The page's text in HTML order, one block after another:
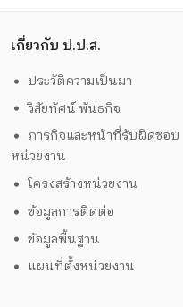
เกี่ยวกับ ป.ป.ส.
ประวัติความเป็นมา
วิสัยทัศน์ พันธกิจ
ภารกิจและหน้าที่รับผิดชอบ
หน่วยงาน
โครงสร้างหน่วยงาน
ข้อมูลการติดต่อ
ข้อมูลพื้นฐาน
แผนที่ตั้งหน่วยงาน